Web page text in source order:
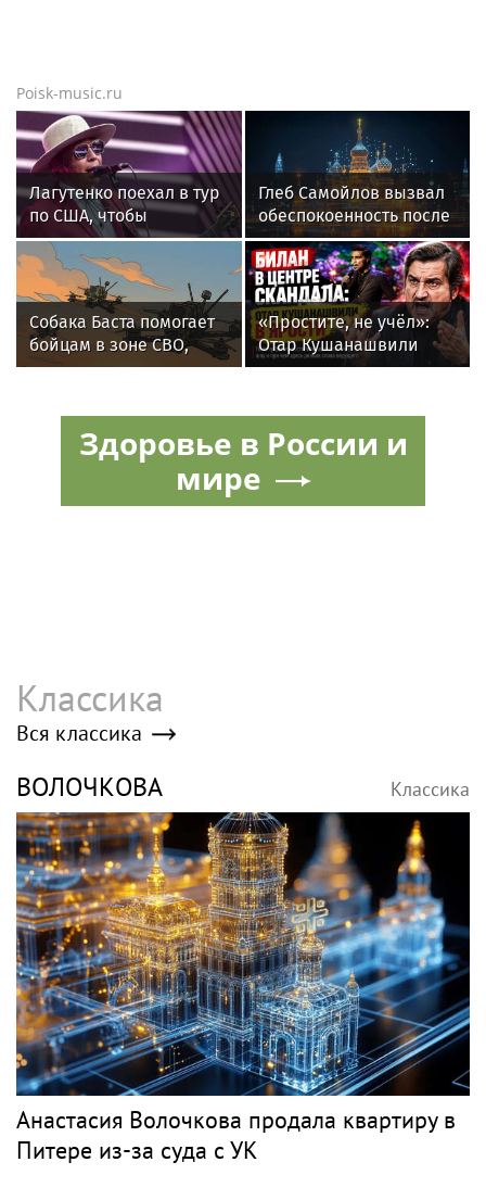
Poisk-music.ru
Лагутенко поехал в тур
по США, чтобы
наскрести на
восстановление
сгоревшего дома
Глеб Самойлов вызвал
обеспокоенность после
концерта в Москве
Собака Баста помогает
бойцам в зоне СВО,
предупреждая о дронах
«Простите, не учёл»:
Отар Кушанашвили
раскритиковал Диму
в Москве
Здоровье в России и
мире
Классика
Вся классика
ВОЛОЧКОВА Классика
Анастасия Волочкова продала квартиру в
Питере из-за суда с УК